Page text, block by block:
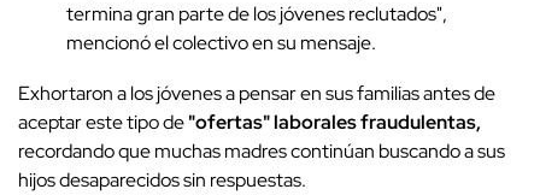
termina gran parte de los jóvenes reclutados",
mencionó el colectivo en su mensaje.
Exhortaron a los jóvenes a pensar en sus familias antes de
aceptar este tipo de"ofertas" laborales fraudulentas,
recordando que muchas madres continúan buscando a sus
hijos desaparecidos sin respuestas.